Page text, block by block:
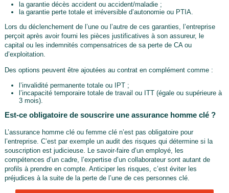
la garantie décès accident ou accident/maladie ;
la garantie perte totale et irréversible d’autonomie ou PTIA.
Lors du déclenchement de l’une ou l’autre de ces garanties, l’entreprise
perçoit après avoir fourni les pièces justificatives à son assureur, le
capital ou les indemnités compensatrices de sa perte de CA ou
d’exploitation.
Des options peuvent être ajoutées au contrat en complément comme :
l’invalidité permanente totale ou IPT ;
l’incapacité temporaire totale de travail ou ITT (égale ou supérieure à
3 mois).
Est-ce obligatoire de souscrire une assurance homme clé ?
L’assurance homme clé ou femme clé n’est pas obligatoire pour
l’entreprise. C’est par exemple un audit des risques qui détermine si la
souscription est judicieuse. Le savoir-faire d’un employé, les
compétences d’un cadre, l’expertise d’un collaborateur sont autant de
profils à prendre en compte. Anticiper les risques, c’est éviter les
préjudices à la suite de la perte de l’une de ces personnes clé.